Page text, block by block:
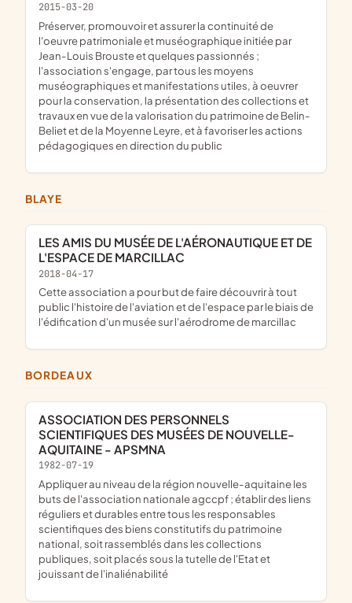
2015-03-20
préserver, promouvoir et assurer la continuité de
l'oeuvre patrimoniale et muséographique initiée par
Jean-Louis Brouste et quelques passionnés ;
l'association s'engage, par tous les moyens
muséographiques et manifestations utiles, à oeuvrer
pour la conservation, la présentation des collections et
travaux en vue de la valorisation du patrimoine de Belin-
Beliet et de la Moyenne Leyre, et à favoriser les actions
pédagogiques en direction du public
BLAYE
LES AMIS DU MUSÉE DE L'AÉRONAUTIQUE ET DE
L'ESPACE DE MARCILLAC
2018-04-17
cette association a pour but de faire découvrir à tout
public l'histoire de l'aviation et de l'espace par le biais de
l'édification d'un musée sur l'aérodrome de marcillac
BORDEAUX
ASSOCIATION DES PERSONNELS
SCIENTIFIQUES DES MUSÉES DE NOUVELLE-
AQUITAINE - APSMNA
1982-07-19
appliquer au niveau de la région nouvelle-aquitaine les
buts de l'association nationale agccpf ; établir des liens
réguliers et durables entre tous les responsables
scientifiques des biens constitutifs du patrimoine
national, soit rassemblés dans les collections
publiques, soit placés sous la tutelle de l'Etat et
jouissant de l'inaliénabilité